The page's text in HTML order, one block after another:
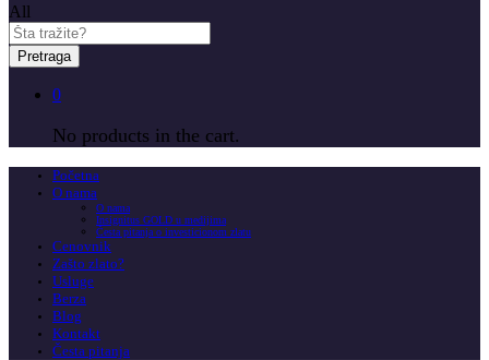
All
Pretraga
0
No products in the cart.
Početna
O nama
O nama
Insignitus GOLD u medijima
Česta pitanja o investicionom zlatu
Cenovnik
Zašto zlato?
Usluge
Berza
Blog
Kontakt
Česta pitanja